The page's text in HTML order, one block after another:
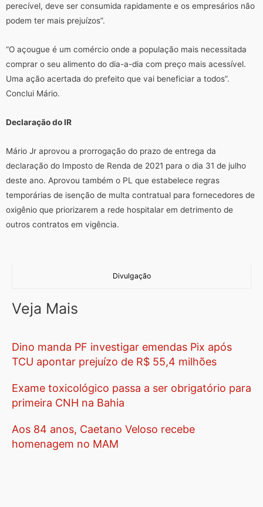
perecível, deve ser consumida rapidamente e os empresários não
podem ter mais prejuízos”.
“O açougue é um comércio onde a população mais necessitada
comprar o seu alimento do dia-a-dia com preço mais acessível.
Uma ação acertada do prefeito que vai beneficiar a todos”.
Conclui Mário.
Declaração do IR
Mário Jr aprovou a prorrogação do prazo de entrega da
declaração do Imposto de Renda de 2021 para o dia 31 de julho
deste ano. Aprovou também o PL que estabelece regras
temporárias de isenção de multa contratual para fornecedores de
oxigênio que priorizarem a rede hospitalar em detrimento de
outros contratos em vigência.
Divulgação
Veja Mais
Dino manda PF investigar emendas Pix após
TCU apontar prejuízo de R$ 55,4 milhões
Exame toxicológico passa a ser obrigatório para
primeira CNH na Bahia
Aos 84 anos, Caetano Veloso recebe
homenagem no MAM